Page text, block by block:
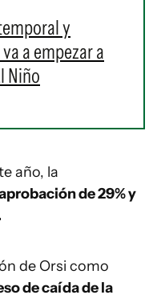
y
a empezar a
Niño
año, la
de 29% y
de Orsi como
de caída de la